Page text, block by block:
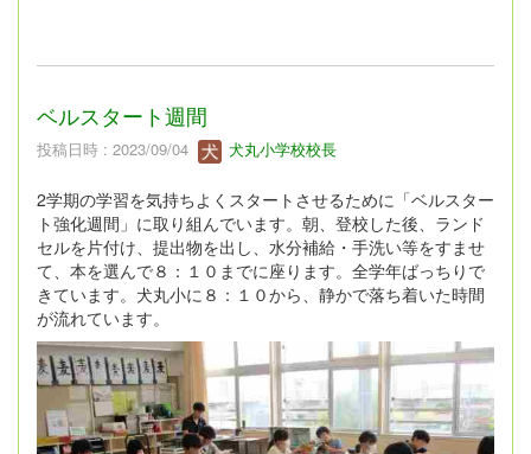
ベルスタート週間
投稿日時 : 2023/09/04 犬丸小学校校長
2学期の学習を気持ちよくスタートさせるために「ベルスター
ト強化週間」に取り組んでいます。朝、登校した後、ランド
セルを片付け、提出物を出し、水分補給・手洗い等をすませ
て、本を選んで８：１０までに座ります。全学年ばっちりで
きています。犬丸小に８：１０から、静かで落ち着いた時間
が流れています。